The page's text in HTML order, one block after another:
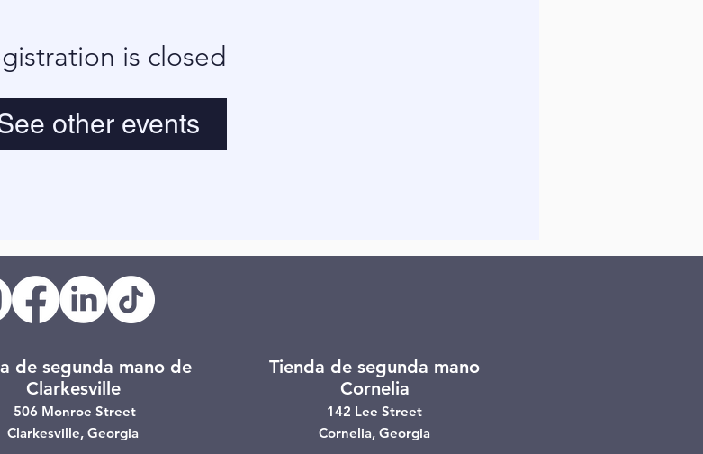
is closed
other events
de segunda mano de
Clarkesville
506 Monroe Street
Clarkesville, Georgia
Tienda de segunda mano
Cornelia
142 Lee Street
Cornelia, Georgia